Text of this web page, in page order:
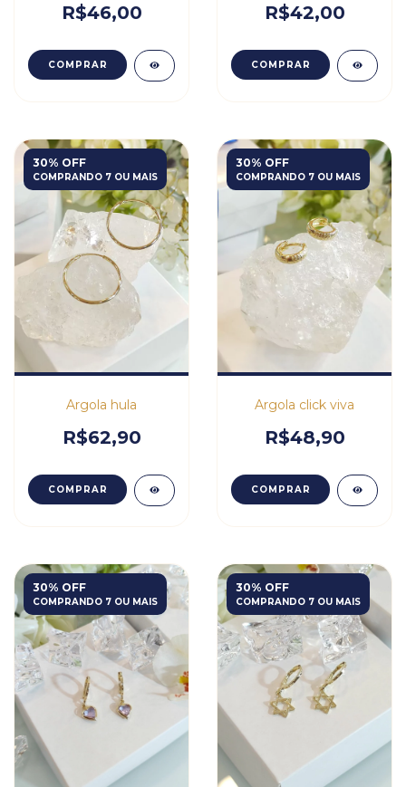
R$46,00
COMPRAR
R$42,00
COMPRAR
30% OFF
COMPRANDO 7 OU MAIS
Argola hula
R$62,90
COMPRAR
30% OFF
COMPRANDO 7 OU MAIS
Argola click viva
R$48,90
COMPRAR
30% OFF
COMPRANDO 7 OU MAIS
30% OFF
COMPRANDO 7 OU MAIS